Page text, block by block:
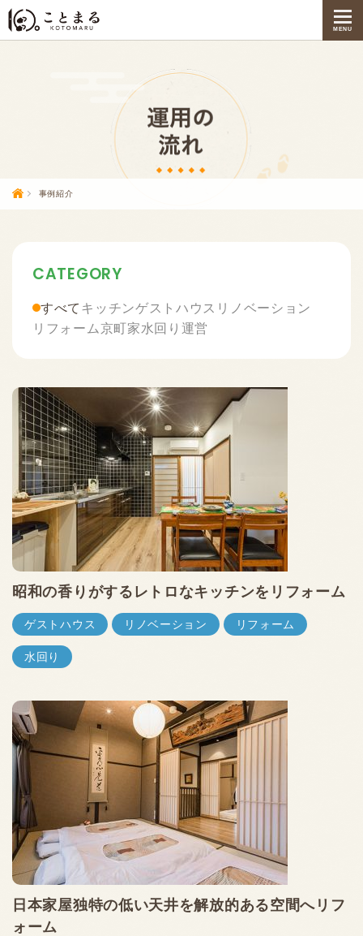
MENU
事例紹介
CATEGORY
すべて キッチンゲストハウス リノベーション
リフォーム京町家水回り 運営
昭和の香りがするレトロなキッチンをリフォーム
ゲストハウス リノベーション リフォーム
水回り
日本家屋独特の低い天井を解放的ある空間へリフ
ォーム